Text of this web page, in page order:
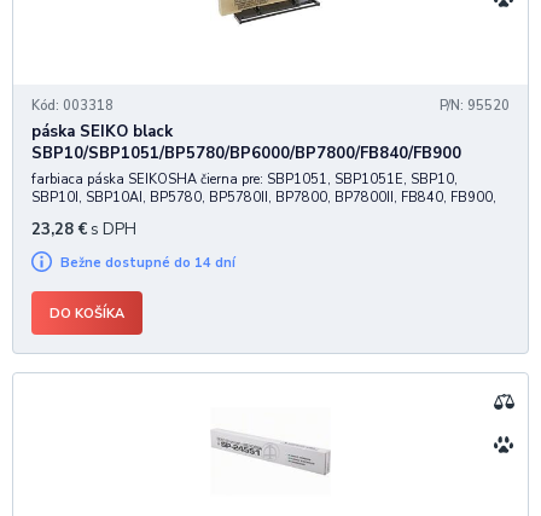
Kód: 003318 P/N: 95520
páska SEIKO black
SBP10/SBP1051/BP5780/BP6000/BP7800/FB840/FB900
farbiaca páska SEIKOSHA čierna pre: SBP1051, SBP1051E, SBP10,
SBP10I, SBP10AI, BP5780, BP5780II, BP7800, BP7800II, FB840, FB900,
23,28 € s DPH
Bežne dostupné do 14 dní
DO KOŠÍKA